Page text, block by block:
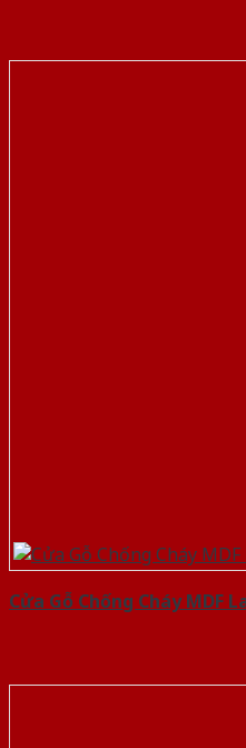
Cửa Gỗ Chống Cháy MDF